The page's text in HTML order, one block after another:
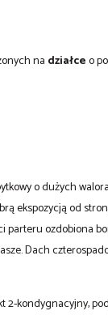
na działceo
o dużych
ekspozycją od
parteru ozdobiona
Dach
2-kondygnacyjny,